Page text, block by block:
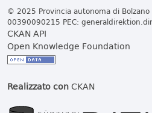
© 2025 Provincia autonoma di Bolzano
00390090215 PEC:
CKAN API
Open Knowledge Foundation
Realizzato conCKAN